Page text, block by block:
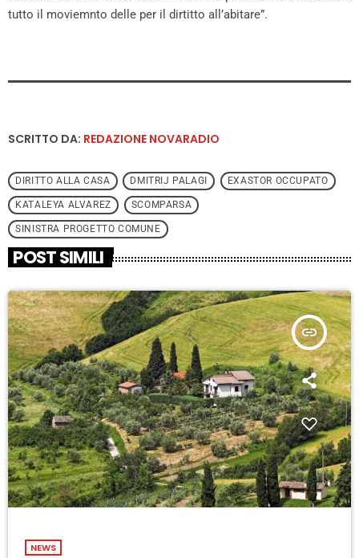
tutto il moviemnto delle per il dirtitto all’abitare”.
SCRITTO DA: REDAZIONE NOVARADIO
DIRITTO ALLA CASA DMITRIJ PALAGI EXASTOR OCCUPATO
KATALEYA ALVAREZ SCOMPARSA
SINISTRA PROGETTO COMUNE
POST SIMILI
insert_link
NEWS